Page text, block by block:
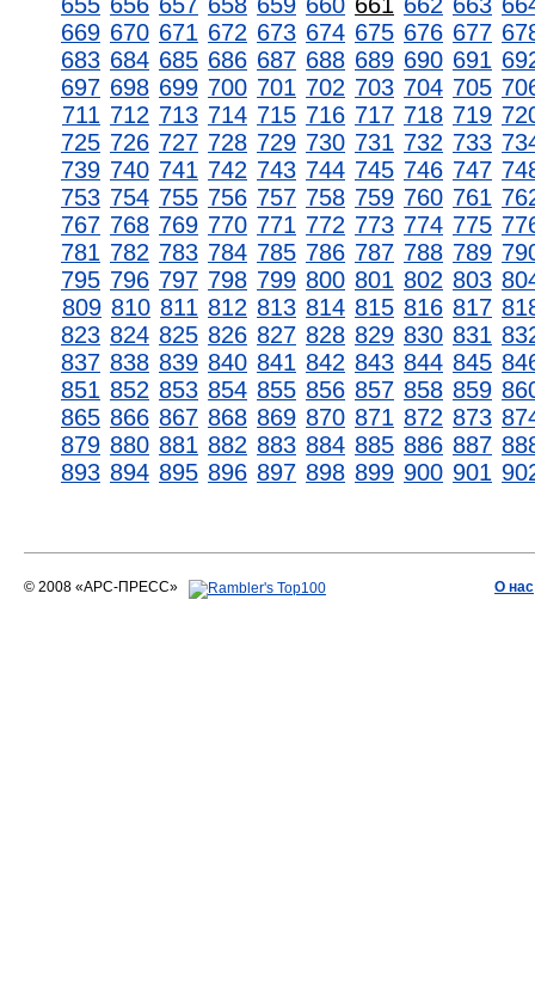
669 670 671 672 673 674 675 676 677
683 684 685 686 687 688 689 690 691
697 698 699 700 701 702 703 704 705
711 712 713 714 715 716 717 718 719
725 726 727 728 729 730 731 732 733
739 740 741 742 743 744 745 746 747
753 754 755 756 757 758 759 760 761
767 768 769 770 771 772 773 774 775
781 782 783 784 785 786 787 788 789
795 796 797 798 799 800 801 802 803
809 810 811 812 813 814 815 816 817
823 824 825 826 827 828 829 830 831
837 838 839 840 841 842 843 844 845
851 852 853 854 855 856 857 858 859
865 866 867 868 869 870 871 872 873
879 880 881 882 883 884 885 886 887
893 894 895 896 897 898 899 900 901
© 2008 «АРС-ПРЕСС» О нас